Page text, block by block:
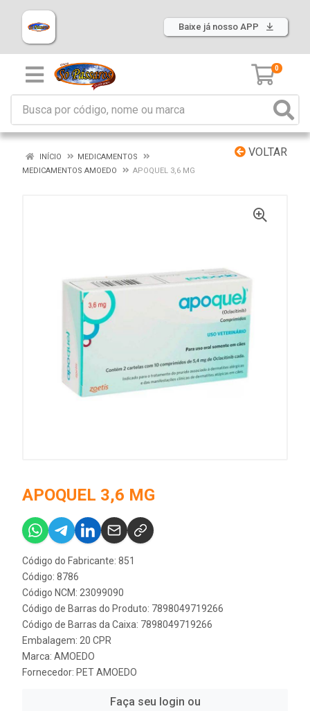
Baixe já nosso APP
0
VOLTAR
INÍCIO
MEDICAMENTOS
MEDICAMENTOS AMOEDO
APOQUEL 3,6 MG
APOQUEL 3,6 MG
Código do Fabricante: 851
Código: 8786
Código NCM: 23099090
Código de Barras do Produto: 7898049719266
Código de Barras da Caixa: 7898049719266
Embalagem: 20 CPR
Marca: AMOEDO
Fornecedor: PET AMOEDO
Faça seu login ou